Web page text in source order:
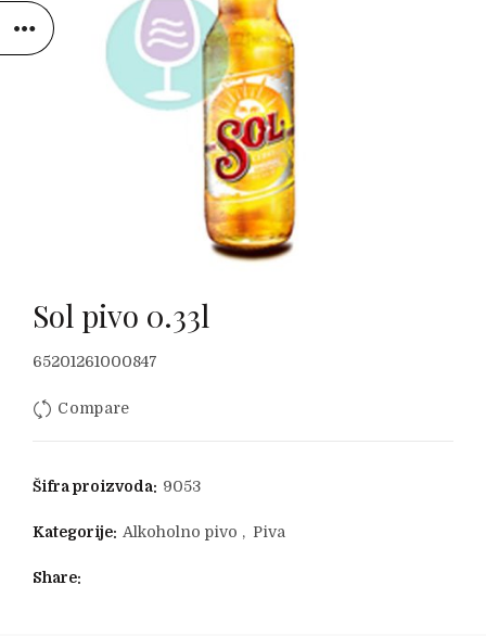
Sol pivo 0.33l
65201261000847
Compare
Šifra proizvoda: 9053
Kategorije: Alkoholno pivo , Piva
Share